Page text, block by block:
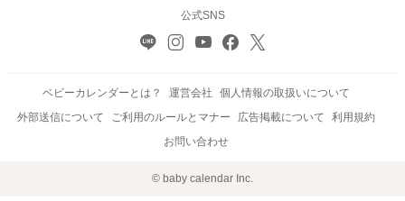
公式SNS
ベビーカレンダーとは？ 運営会社
個人情報の取扱いについて
外部送信について
ご利用のルールとマナー 広告掲載について
利用規約
お問い合わせ
© baby calendar Inc.